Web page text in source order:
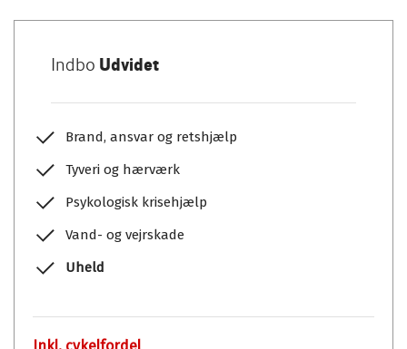
Indbo Udvidet
Brand, ansvar og retshjælp
Tyveri og hærværk
Psykologisk krisehjælp
Vand- og vejrskade
Uheld